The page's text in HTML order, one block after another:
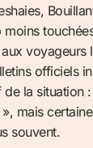
voyageurs
officiels
la situation :
mais
souvent.